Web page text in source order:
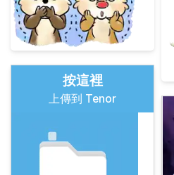
按這裡
上傳到 Tenor